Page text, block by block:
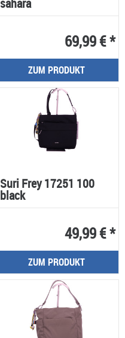
sahara
69,99 € *
ZUM PRODUKT
Suri Frey 17251 100
black
49,99 € *
ZUM PRODUKT